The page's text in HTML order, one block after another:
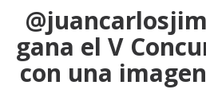
gana el V
con una